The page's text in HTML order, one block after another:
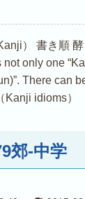
） 書き順
only one
There can
Kanji idioms）
郊-中学